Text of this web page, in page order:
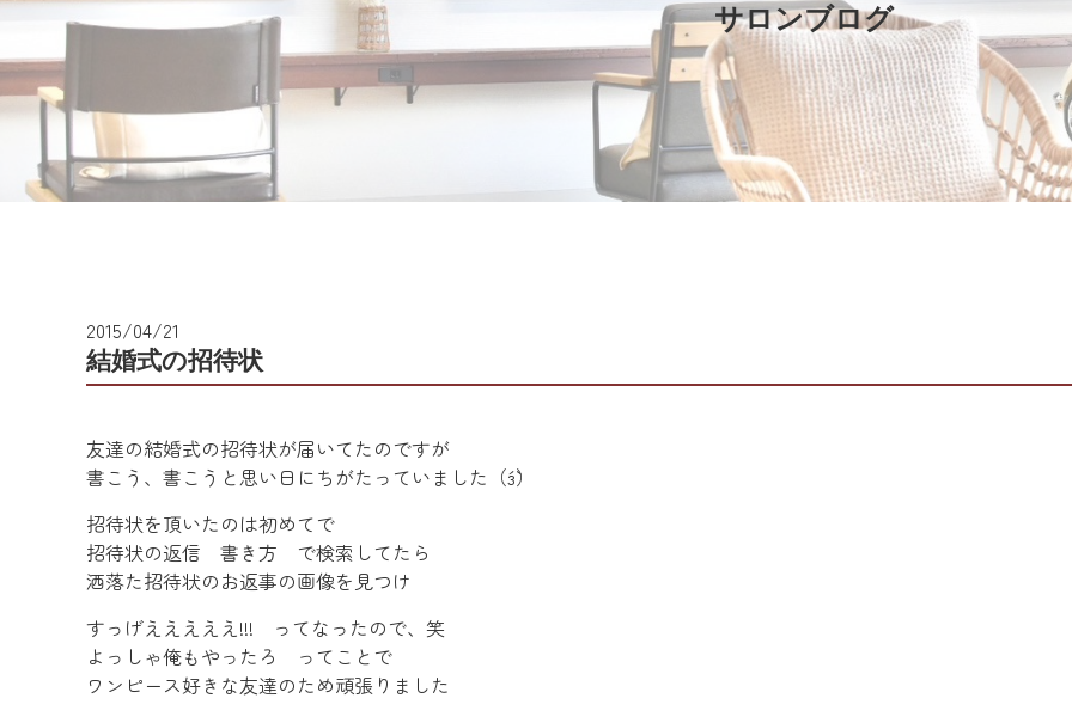
サロンブログ
2015/04/21
結婚式の招待状
友達の結婚式の招待状が届いてたのですが
書こう、書こうと思い日にちがたっていました（´з`）
招待状を頂いたのは初めてで
招待状の返信 書き方 で検索してたら
洒落た招待状のお返事の画像を見つけ
すっげえええええ!!! ってなったので、笑
よっしゃ俺もやったろ ってことで
ワンピース好きな友達のため頑張りました